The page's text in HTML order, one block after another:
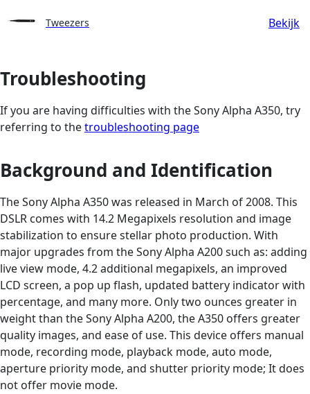
Tweezers Bekijk
Troubleshooting
If you are having difficulties with the Sony Alpha A350, try
referring to thetroubleshooting page
Background and Identification
The Sony Alpha A350 was released in March of 2008. This
DSLR comes with 14.2 Megapixels resolution and image
stabilization to ensure stellar photo production. With
major upgrades from the Sony Alpha A200 such as: adding
live view mode, 4.2 additional megapixels, an improved
LCD screen, a pop up flash, updated battery indicator with
percentage, and many more. Only two ounces greater in
weight than the Sony Alpha A200, the A350 offers greater
quality images, and ease of use. This device offers manual
mode, recording mode, playback mode, auto mode,
aperture priority mode, and shutter priority mode; It does
not offer movie mode.